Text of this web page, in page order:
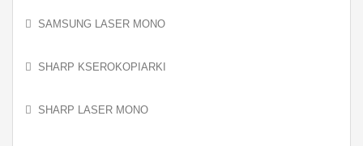
SAMSUNG LASER MONO
SHARP KSEROKOPIARKI
SHARP LASER MONO